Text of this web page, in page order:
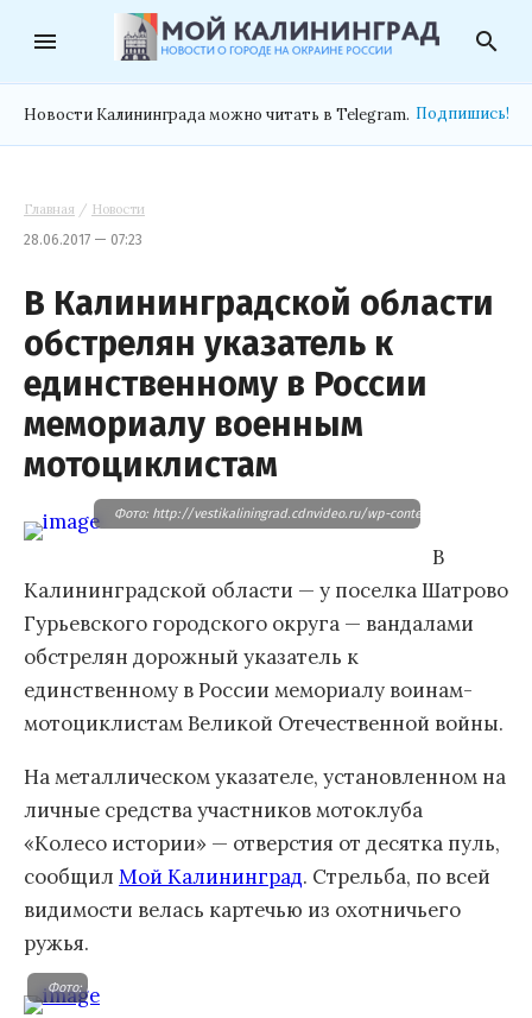
menu search
Новости Калининграда можно читать в Telegram. Подпишись!
Главная / Новости
28.06.2017 — 07:23
В Калининградской области
обстрелян указатель к
единственному в России
мемориалу военным
мотоциклистам
Фото: http://vestikaliningrad.cdnvideo.ru/wp-content/uploads/2017/
В
Калининградской области — у поселка Шатрово
Гурьевского городского округа — вандалами
обстрелян дорожный указатель к
единственному в России мемориалу воинам-
мотоциклистам Великой Отечественной войны.
На металлическом указателе, установленном на
личные средства участников мотоклуба
«Колесо истории» — отверстия от десятка пуль,
сообщил Мой Калининград. Стрельба, по всей
видимости велась картечью из охотничьего
ружья.
Фото: http://vestikaliningrad.cdnvideo.ru/wp-content/uploads/2017/06/